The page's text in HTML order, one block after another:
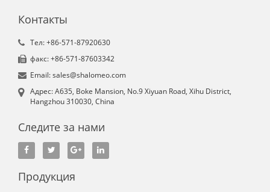
Контакты
Tел: +86-571-87920630
факс: +86-571-87603342
Email: sales@shalomeo.com
Aдрес: A635, Boke Mansion, No.9 Xiyuan Road, Xihu District,
Hangzhou 310030, China
Следите за нами
Продукция